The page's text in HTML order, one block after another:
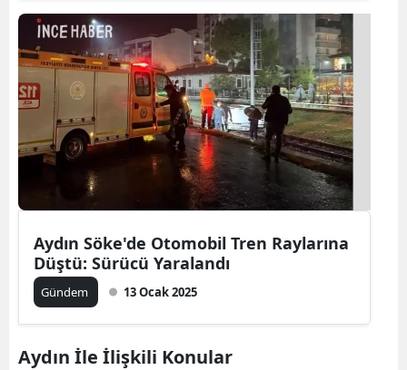
Aydın Söke'de Otomobil Tren Raylarına
Düştü: Sürücü Yaralandı
Gündem 13 Ocak 2025
Aydın İle İlişkili Konular